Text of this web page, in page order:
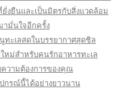
ยั่งยืนและเป็นมิตรกับสิ่งแวดล้อม
ามั่นใจอีกครั้ง
ทะเลสดในบรรยากาศสุดชิล
หม่สำหรับคนรักอาหารทะเล
ความต้องการของคุณ
กรณ์นี้ได้อย่างยาวนาน